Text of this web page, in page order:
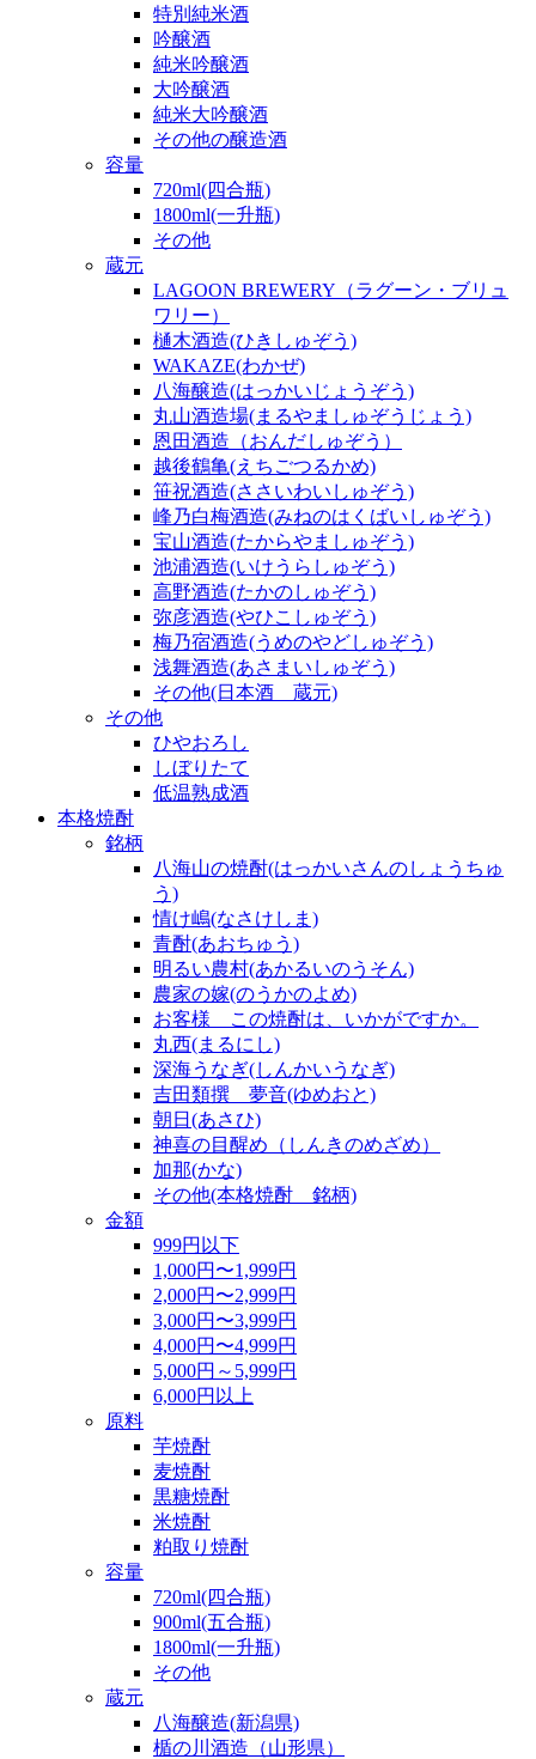
特別純米酒
吟醸酒
純米吟醸酒
大吟醸酒
純米大吟醸酒
その他の醸造酒
容量
720ml(四合瓶)
1800ml(一升瓶)
その他
蔵元
LAGOON BREWERY（ラグーン・ブリュ
ワリー）
樋木酒造(ひきしゅぞう)
WAKAZE(わかぜ)
八海醸造(はっかいじょうぞう)
丸山酒造場(まるやましゅぞうじょう)
恩田酒造（おんだしゅぞう）
越後鶴亀(えちごつるかめ)
笹祝酒造(ささいわいしゅぞう)
峰乃白梅酒造(みねのはくばいしゅぞう)
宝山酒造(たからやましゅぞう)
池浦酒造(いけうらしゅぞう)
高野酒造(たかのしゅぞう)
弥彦酒造(やひこしゅぞう)
梅乃宿酒造(うめのやどしゅぞう)
浅舞酒造(あさまいしゅぞう)
その他(日本酒 蔵元)
その他
ひやおろし
しぼりたて
低温熟成酒
本格焼酎
銘柄
八海山の焼酎(はっかいさんのしょうちゅ
う)
情け嶋(なさけしま)
青酎(あおちゅう)
明るい農村(あかるいのうそん)
農家の嫁(のうかのよめ)
お客様 この焼酎は、いかがですか。
丸西(まるにし)
深海うなぎ(しんかいうなぎ)
吉田類撰 夢音(ゆめおと)
朝日(あさひ)
神喜の目醒め（しんきのめざめ）
加那(かな)
その他(本格焼酎 銘柄)
金額
999円以下
1,000円〜1,999円
2,000円〜2,999円
3,000円〜3,999円
4,000円〜4,999円
5,000円～5,999円
6,000円以上
原料
芋焼酎
麦焼酎
黒糖焼酎
米焼酎
粕取り焼酎
容量
720ml(四合瓶)
900ml(五合瓶)
1800ml(一升瓶)
その他
蔵元
八海醸造(新潟県)
楯の川酒造（山形県）